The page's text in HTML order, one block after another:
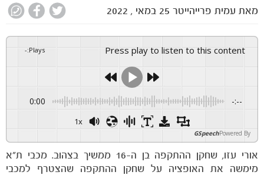
מאת עמית פרייהייטר 25 במאי , 2022
Press play to listen to this content
Plays
:
-
0:00 -:--
1x
Powered By
GSpeech
אורי עזו, שחקן ההתקפה בן ה-16 ממשיך בצהוב. מכבי ת״א
מימשה את האופציה על שחקן ההתקפה שהצטרף למכבי